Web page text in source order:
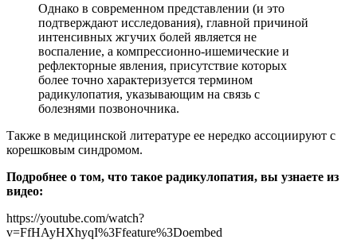
Однако в современном представлении (и это
подтверждают исследования), главной причиной
интенсивных жгучих болей является не
воспаление, а компрессионно-ишемические и
рефлекторные явления, присутствие которых
более точно характеризуется термином
радикулопатия, указывающим на связь с
болезнями позвоночника.
Также в медицинской литературе ее нередко ассоциируют с
корешковым синдромом.
Подробнее о том, что такое радикулопатия, вы узнаете из
видео:
https://youtube.com/watch?
v=FfHAyHXhyqI%3Ffeature%3Doembed